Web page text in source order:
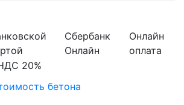
Сбербанк
Онлайн
Онлайн
оплата
20%
бетона